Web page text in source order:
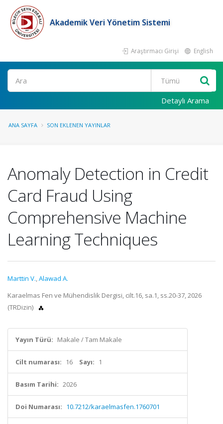
Akademik Veri Yönetim Sistemi
Araştırmacı Girişi English
Ara
Detaylı Arama
ANA SAYFA SON EKLENEN YAYINLAR
Anomaly Detection in Credit
Card Fraud Using
Comprehensive Machine
Learning Techniques
Marttin V.,Alawad A.
Karaelmas Fen ve Mühendislik Dergisi, cilt.16, sa.1, ss.20-37, 2026
(TRDizin)
Yayın Türü: Makale / Tam Makale
Cilt numarası: 16 Sayı: 1
Basım Tarihi: 2026
Doi Numarası: 10.7212/karaelmasfen.1760701